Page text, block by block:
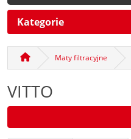
Kategorie
Maty filtracyjne
VITTO